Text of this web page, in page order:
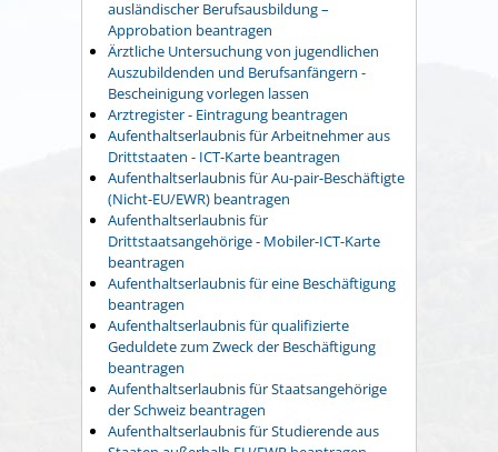
ausländischer Berufsausbildung –
Approbation beantragen
Ärztliche Untersuchung von jugendlichen
Auszubildenden und Berufsanfängern -
Bescheinigung vorlegen lassen
Arztregister - Eintragung beantragen
Aufenthaltserlaubnis für Arbeitnehmer aus
Drittstaaten - ICT-Karte beantragen
Aufenthaltserlaubnis für Au-pair-Beschäftigte
(Nicht-EU/EWR) beantragen
Aufenthaltserlaubnis für
Drittstaatsangehörige - Mobiler-ICT-Karte
beantragen
Aufenthaltserlaubnis für eine Beschäftigung
beantragen
Aufenthaltserlaubnis für qualifizierte
Geduldete zum Zweck der Beschäftigung
beantragen
Aufenthaltserlaubnis für Staatsangehörige
der Schweiz beantragen
Aufenthaltserlaubnis für Studierende aus